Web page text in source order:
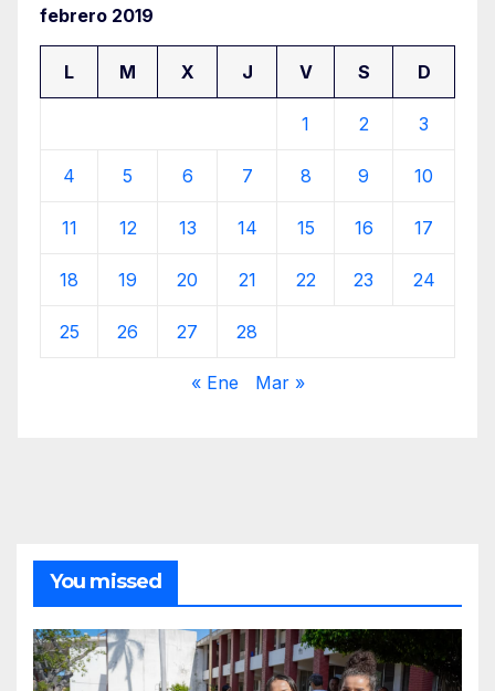
febrero 2019
L M X J V S D
1 2 3
4 5 6 7 8 9 10
11 12 13 14 15 16 17
18 19 20 21 22 23 24
25 26 27 28
« Ene Mar »
You missed